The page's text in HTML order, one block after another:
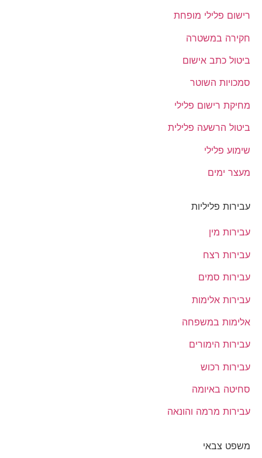
רישום פלילי מופחת
חקירה במשטרה
ביטול כתב אישום
סמכויות השוטר
מחיקת רישום פלילי
ביטול הרשעה פלילית
שימוע פלילי
מעצר ימים
עבירות פליליות
עבירות מין
עבירות רצח
עבירות סמים
עבירות אלימות
אלימות במשפחה
עבירות הימורים
עבירות רכוש
סחיטה באיומה
עבירות מרמה והונאה
משפט צבאי